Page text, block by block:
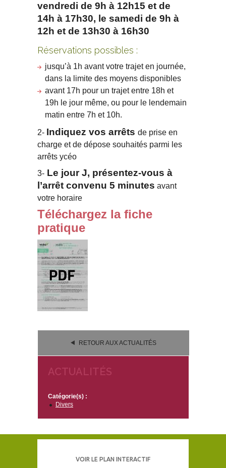
vendredi de 9h à 12h15 et de
14h à 17h30, le samedi de 9h à
12h et de 13h30 à 16h30
Réservations possibles :
jusqu’à 1h avant votre trajet en journée,
dans la limite des moyens disponibles
avant 17h pour un trajet entre 18h et
19h le jour même, ou pour le lendemain
matin entre 7h et 10h.
2- Indiquez vos arrêts de prise en
charge et de dépose souhaités parmi les
arrêts ycéo
3- Le jour J, présentez-vous à
l’arrêt convenu 5 minutes avant
votre horaire
Téléchargez la fiche
pratique
RETOUR AUX ACTUALITÉS
ACTUALITÉS
Catégorie(s) :
Divers
VOIR LE PLAN INTERACTIF